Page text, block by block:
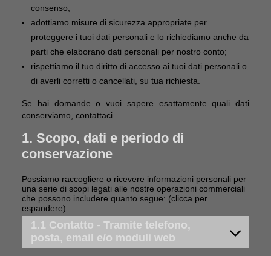
consenso;
adottiamo misure di sicurezza appropriate per
proteggere i tuoi dati personali e lo richiediamo anche da
parti che elaborano dati personali per nostro conto;
rispettiamo il tuo diritto di accesso ai tuoi dati personali o
di averli corretti o cancellati, su tua richiesta.
Se hai domande o vuoi sapere esattamente quali dati
conserviamo, contattaci.
1. Scopo, dati e periodo di
conservazione
Possiamo raccogliere o ricevere informazioni personali per
una serie di scopi legati alle nostre operazioni commerciali
che possono includere quanto segue: (clicca per
espandere)
1.1 Contatto - Tramite telefono,
posta, email e/o moduli web